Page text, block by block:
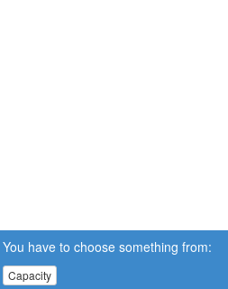
You have to choose something from:
Capacity